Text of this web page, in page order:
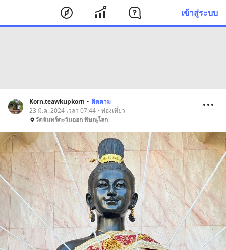
เข้าสู่ระบบ
Korn.teawkupkorn • ติดตาม
23 มี.ค. 2024 เวลา 07:44 • ท่องเที่ยว
วัดจันทร์ตะวันออก พิษณุโลก